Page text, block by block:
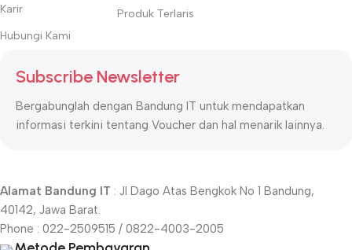
Karir
Hubungi Kami
Produk Terlaris
Subscribe Newsletter
Bergabunglah dengan Bandung IT untuk mendapatkan
informasi terkini tentang Voucher dan hal menarik lainnya.
Alamat Bandung IT : Jl Dago Atas Bengkok No 1 Bandung,
40142, Jawa Barat.
Phone : 022-2509515 / 0822-4003-2005